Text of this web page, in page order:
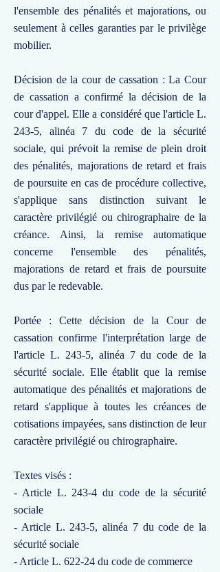
l'ensemble des pénalités et majorations, ou
seulement à celles garanties par le privilège
mobilier.
Décision de la cour de cassation : La Cour
de cassation a confirmé la décision de la
cour d'appel. Elle a considéré que l'article L.
243-5, alinéa 7 du code de la sécurité
sociale, qui prévoit la remise de plein droit
des pénalités, majorations de retard et frais
de poursuite en cas de procédure collective,
s'applique sans distinction suivant le
caractère privilégié ou chirographaire de la
créance. Ainsi, la remise automatique
concerne l'ensemble des pénalités,
majorations de retard et frais de poursuite
dus par le redevable.
Portée : Cette décision de la Cour de
cassation confirme l'interprétation large de
l'article L. 243-5, alinéa 7 du code de la
sécurité sociale. Elle établit que la remise
automatique des pénalités et majorations de
retard s'applique à toutes les créances de
cotisations impayées, sans distinction de leur
caractère privilégié ou chirographaire.
Textes visés :
- Article L. 243-4 du code de la sécurité
sociale
- Article L. 243-5, alinéa 7 du code de la
sécurité sociale
- Article L. 622-24 du code de commerce